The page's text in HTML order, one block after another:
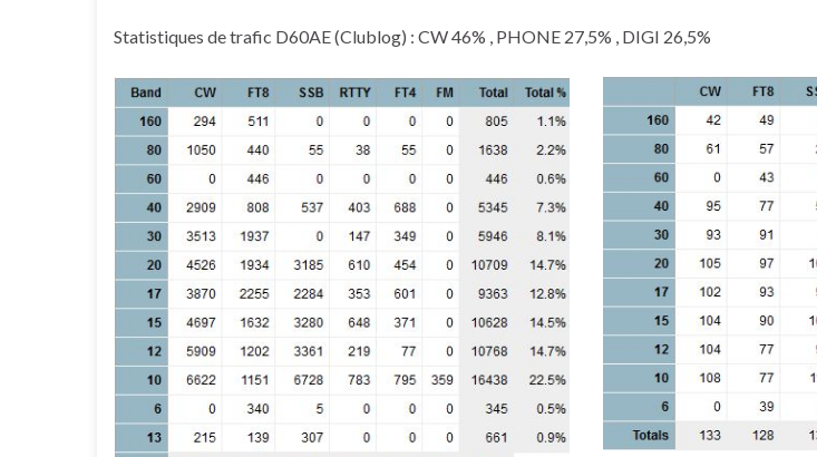
Statistiques de trafic D60AE (Clublog) : CW 46% , PHONE 27,5% , DIGI 26,5%